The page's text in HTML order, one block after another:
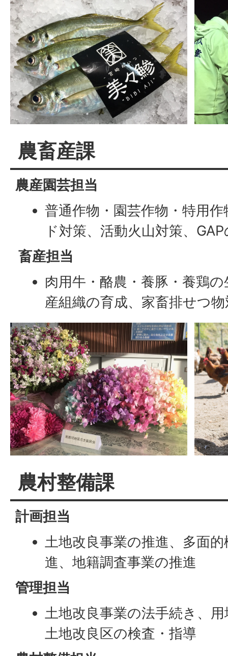
農畜産課
農産園芸担当
普通作物・園芸作物・特用
ド対策、活動火山対策、
畜産担当
肉用牛・酪農・養豚・養鶏
産組織の育成、家畜排せつ
農村整備課
計画担当
土地改良事業の推進、多面
進、地籍調査事業の推進
管理担当
土地改良事業の法手続き、
土地改良区の検査・指導